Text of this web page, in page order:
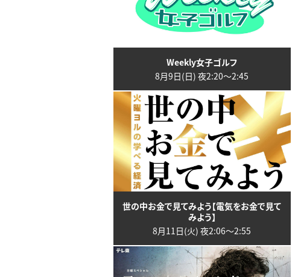
Weekly女子ゴルフ
8月9日(日) 夜2:20〜2:45
世の中お金で見てみよう【電気をお金で見て
みよう】
8月11日(火) 夜2:06〜2:55